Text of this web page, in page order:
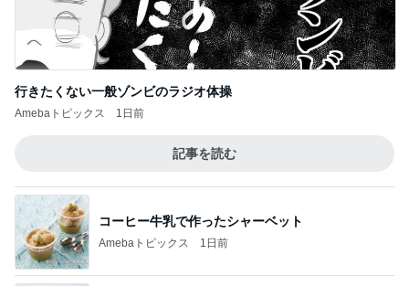
行きたくない一般ゾンビのラジオ体操
Amebaトピックス 1日前
記事を読む
コーヒー牛乳で作ったシャーベット
Amebaトピックス 1日前